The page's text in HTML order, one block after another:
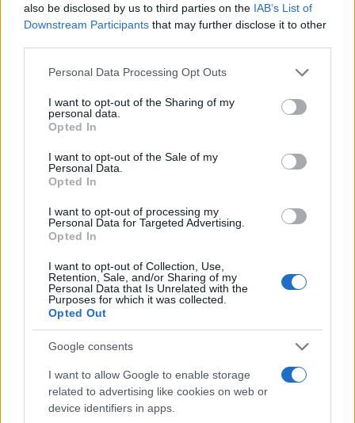
also be disclosed by us to third parties on the IAB’s List of
Downstream Participants that may further disclose it to other
Please note that this website/app uses one or more Google
not limited to your visit or usage behaviour. You may click to
grant or deny consent to Google and its third-party tags to
use your data for below specified purposes in below Google
consent section.
Personal Data Processing Opt Outs
I want to opt-out of the Sharing of my
personal data.
Opted In
I want to opt-out of the Sale of my
Personal Data.
Opted In
I want to opt-out of processing my
Personal Data for Targeted Advertising.
Opted In
I want to opt-out of Collection, Use,
Retention, Sale, and/or Sharing of my
Personal Data that Is Unrelated with the
Purposes for which it was collected.
Opted Out
Google consents
I want to allow Google to enable storage
related to advertising like cookies on web or
device identifiers in apps.
50 /50
Υποβολή σχολίου
Όροι Χρήσης
Κόσμος
Share:
Ακολουθήστε το Νewsit.gr στο
τελευταία νέατης ημέρας